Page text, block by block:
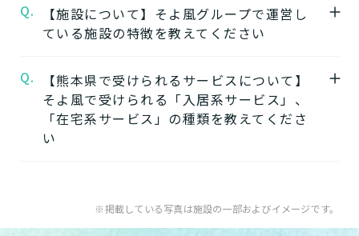
★そのほかこの介護施設について…相談した
い・見学したい・利用したい方はこちら★
お問い合わせフォームはこちら
小春ケアパークそよ風の見学はこちらよりお
申込みいただけます。
★そのほかこの介護施設について…相談した
い・資料請求したい・利用したい方はこちら
Q.
【施設について】そよ風グループで運営し
ている施設の特徴を教えてください
そよ風では下記のタイプの入居系施設をご用
意しています。それぞれの施設の特徴、ご利
用者様の目的、要介護度に合わせてご利用い
ただけます。
健康型有料老人ホーム※2024年6月現在、
Q.
【熊本県で受けられるサービスについて】
そよ風で受けられる「入居系サービス」、
「在宅系サービス」の種類を教えてくださ
い
入居系サービス ：ホームに入居したい方向け
の施設一覧は以下です。
※掲載している写真は施設の一部およびイメージです。